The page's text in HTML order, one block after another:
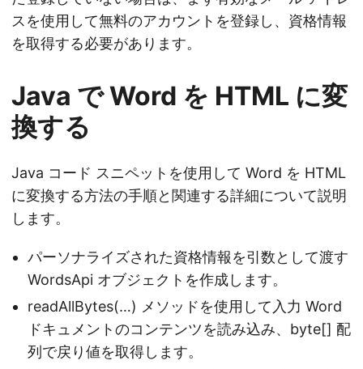
スを使用して無料のアカウントを登録し、資格情報
を取得する必要があります。
Java で Word を HTML に変
換する
Java コード スニペットを使用して Word を HTML
に変換する方法の手順と関連する詳細について説明
します。
パーソナライズされた資格情報を引数として渡す
WordsApi オブジェクトを作成します。
readAllBytes(…) メソッドを使用して入力 Word
ドキュメントのコンテンツを読み込み、byte[] 配
列で戻り値を取得します。